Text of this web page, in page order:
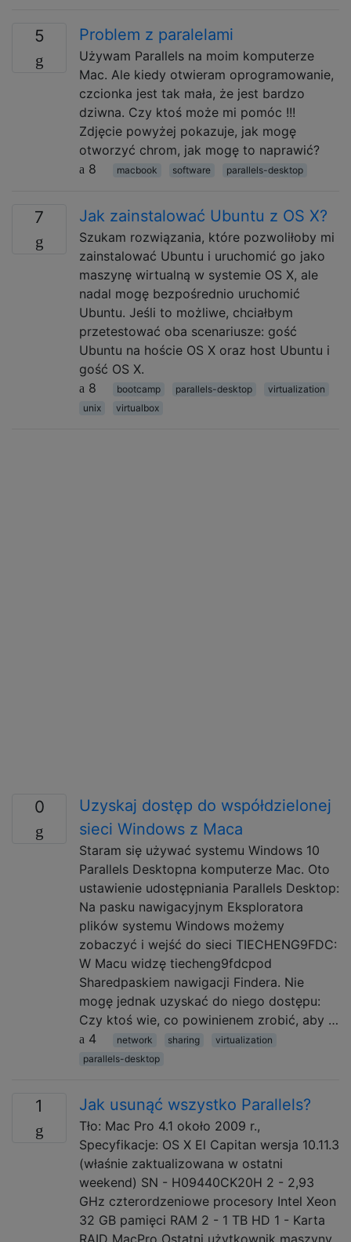
5 Problem z paralelami
Używam Parallels na moim komputerze
Mac. Ale kiedy otwieram oprogramowanie,
czcionka jest tak mała, że ​​jest bardzo
dziwna. Czy ktoś może mi pomóc !!!
Zdjęcie powyżej pokazuje, jak mogę
otworzyć chrom, jak mogę to naprawić?
8
macbook software parallels-desktop
7 Jak zainstalować Ubuntu z OS X?
Szukam rozwiązania, które pozwoliłoby mi
zainstalować Ubuntu i uruchomić go jako
maszynę wirtualną w systemie OS X, ale
nadal mogę bezpośrednio uruchomić
Ubuntu. Jeśli to możliwe, chciałbym
przetestować oba scenariusze: gość
Ubuntu na hoście OS X oraz host Ubuntu i
gość OS X.
8
bootcamp parallels-desktop
virtualization
unix
virtualbox
0
Uzyskaj dostęp do współdzielonej
sieci Windows z Maca
Staram się używać systemu Windows 10
Parallels Desktopna komputerze Mac. Oto
ustawienie udostępniania Parallels Desktop:
Na pasku nawigacyjnym Eksploratora
plików systemu Windows możemy
zobaczyć i wejść do sieci TIECHENG9FDC:
W Macu widzę tiecheng9fdcpod
Sharedpaskiem nawigacji Findera. Nie
mogę jednak uzyskać do niego dostępu:
Czy ktoś wie, co powinienem zrobić, aby …
4
network sharing
virtualization
parallels-desktop
1 Jak usunąć wszystko Parallels?
Tło: Mac Pro 4.1 około 2009 r.,
Specyfikacje: OS X El Capitan wersja 10.11.3
(właśnie zaktualizowana w ostatni
weekend) SN - H09440CK20H 2 - 2,93
GHz czterordzeniowe procesory Intel Xeon
32 GB pamięci RAM 2 - 1 TB HD 1 - Karta
RAID MacPro Ostatni użytkownik maszyny